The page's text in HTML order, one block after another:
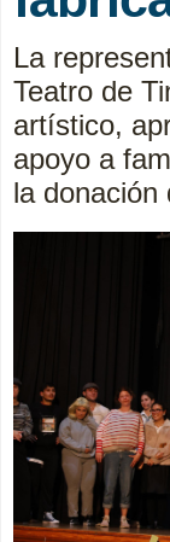
La
Teatro de
artístico,
apoyo a
la donación